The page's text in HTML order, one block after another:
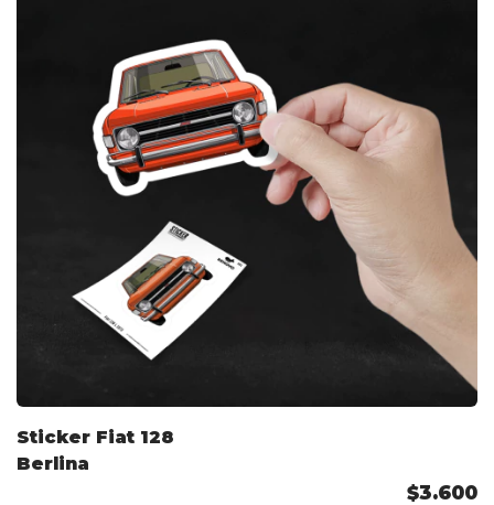
Sticker Fiat 128
Berlina
$3.600